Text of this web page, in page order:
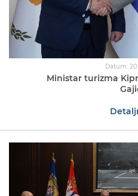
Datum:
Ministar turizma